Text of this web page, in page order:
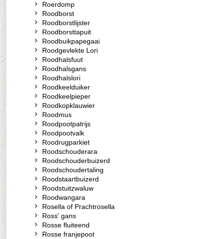
Roerdomp
Roodborst
Roodborstlijster
Roodborsttapuit
Roodbuikpapegaai
Roodgevlekte Lori
Roodhalsfuut
Roodhalsgans
Roodhalslori
Roodkeelduiker
Roodkeelpieper
Roodkopklauwier
Roodmus
Roodpootpatrijs
Roodpootvalk
Roodrugparkiet
Roodschouderara
Roodschouderbuizerd
Roodschoudertaling
Roodstaartbuizerd
Roodstuitzwaluw
Roodwangara
Rosella of Prachtrosella
Ross' gans
Rosse fluiteend
Rosse franjepoot